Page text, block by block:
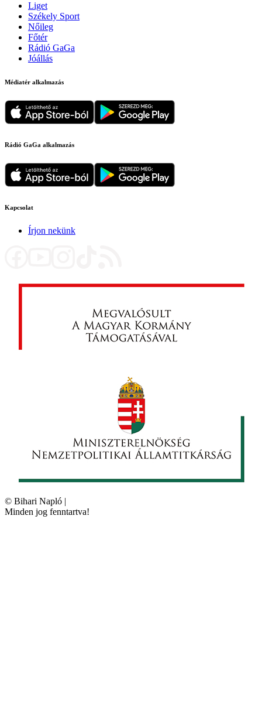
Liget
Székely Sport
Nőileg
Főtér
Rádió GaGa
Jóállás
Médiatér alkalmazás
Rádió GaGa alkalmazás
Kapcsolat
Írjon nekünk
© Bihari Napló |
Minden jog fenntartva!